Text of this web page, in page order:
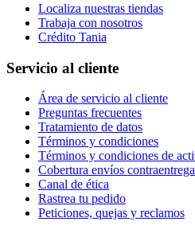
Localiza nuestras tiendas
Trabaja con nosotros
Crédito Tania
Servicio al cliente
Área de servicio al cliente
Preguntas frecuentes
Tratamiento de datos
Términos y condiciones
Términos y condiciones de
Cobertura envíos contraentrega
Canal de ética
Rastrea tu pedido
Peticiones, quejas y reclamos